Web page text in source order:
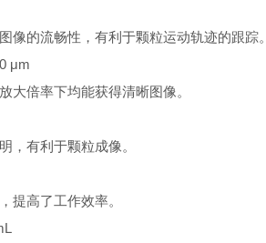
的流畅性，有利于颗粒运动轨迹的跟踪。
μm
倍率下均能获得清晰图像。
有利于颗粒成像。
高了工作效率。